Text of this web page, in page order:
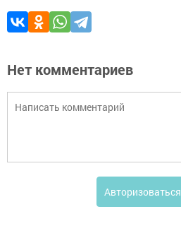
Нет комментариев
Авторизоваться